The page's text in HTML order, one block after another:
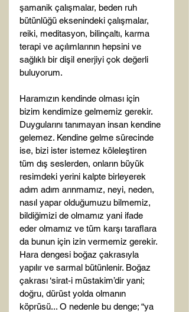
şamanik çalışmalar, beden ruh
bütünlüğü eksenindeki çalışmalar,
reiki, meditasyon, bilinçaltı, karma
terapi ve açılımlarının hepsini ve
sağlıklı bir dişil enerjiyi çok değerli
buluyorum.
Haramızın kendinde olması için
bizim kendimize gelmemiz gerekir.
Duygularını tanımayan insan kendine
gelemez. Kendine gelme sürecinde
ise, bizi ister istemez köleleştiren
tüm dış seslerden, onların büyük
resimdeki yerini kalpte birleyerek
adım adım arınmamız, neyi, neden,
nasıl yapar olduğumuzu bilmemiz,
bildiğimizi de olmamız yani ifade
eder olmamız ve tüm karşı taraflara
da bunun için izin vermemiz gerekir.
Hara dengesi boğaz çakrasıyla
yapılır ve sarmal bütünlenir. Boğaz
çakrası ‘sirat-i müstakim’dir yani;
doğru, dürüst yolda olmanın
köprüsü... O nedenle bu denge; “ya